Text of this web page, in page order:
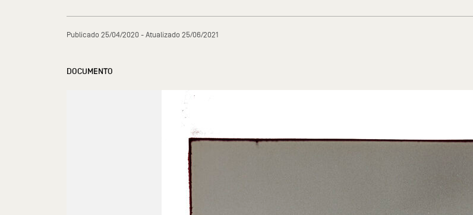
Publicado 25/04/2020 - Atualizado 25/06/2021
DOCUMENTO